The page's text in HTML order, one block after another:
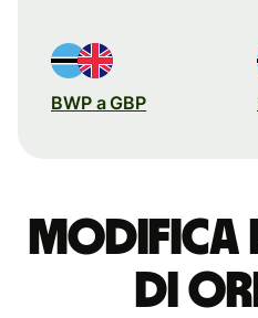
BWP a GBP
di